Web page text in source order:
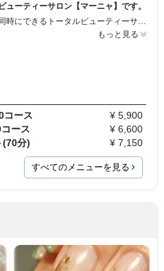
ーティーサロン【マーニャ】です。
もっと見る
コース
¥ 5,900
ース
¥ 6,600
(70分)
¥ 7,150
すべてのメニューを見る